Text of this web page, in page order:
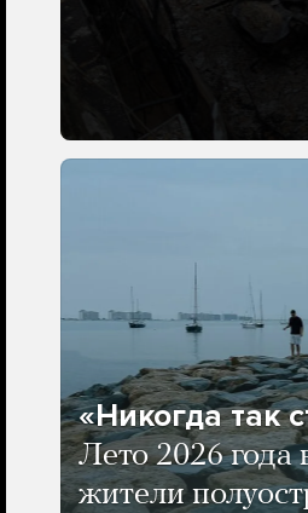
«Никогда так
Лето 2026
жители